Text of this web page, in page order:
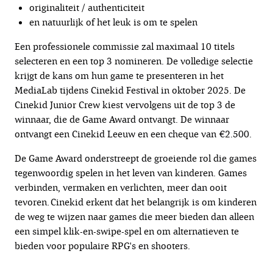
originaliteit / authenticiteit
en natuurlijk of het leuk is om te spelen
Een professionele commissie zal maximaal 10 titels
selecteren en een top 3 nomineren. De volledige selectie
krijgt de kans om hun game te presenteren in het
MediaLab tijdens Cinekid Festival in oktober 2025. De
Cinekid Junior Crew kiest vervolgens uit de top 3 de
winnaar, die de Game Award ontvangt. De winnaar
ontvangt een Cinekid Leeuw en een cheque van €2.500.
De Game Award onderstreept de groeiende rol die games
tegenwoordig spelen in het leven van kinderen. Games
verbinden, vermaken en verlichten, meer dan ooit
tevoren. Cinekid erkent dat het belangrijk is om kinderen
de weg te wijzen naar games die meer bieden dan alleen
een simpel klik-en-swipe-spel en om alternatieven te
bieden voor populaire RPG's en shooters.